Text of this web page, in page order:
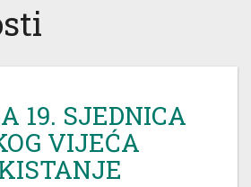
19. SJEDNICA
VIJEĆA